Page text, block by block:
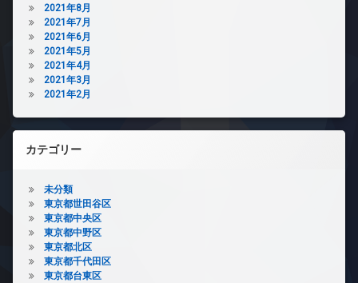
2021年8月
2021年7月
2021年6月
2021年5月
2021年4月
2021年3月
2021年2月
カテゴリー
未分類
東京都世田谷区
東京都中央区
東京都中野区
東京都北区
東京都千代田区
東京都台東区